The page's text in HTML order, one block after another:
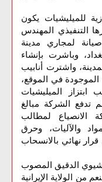
للميليشيات يكون
التنفيذي المهندس
لمجاري مدينة
وباشرت بإنشاء
واشترت أنابيب
الموجودة في الموقع،
الميليشيات
تدفع الشركة مبالغ
الانصياع لمطالب
والآليات، وحرق
قرار نهائي بالانسحاب
الدقيق المصوب
من الولاية الإيرانية